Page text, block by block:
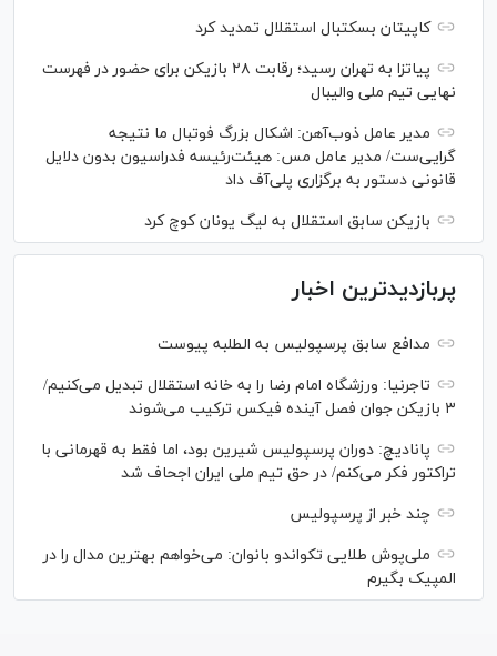
کاپیتان بسکتبال استقلال تمدید کرد
پیاتزا به تهران رسید؛ رقابت ۲۸ بازیکن برای حضور در فهرست
نهایی تیم ملی والیبال
مدیر عامل ذوب‌آهن: اشکال بزرگ فوتبال ما نتیجه
گرایی‌ست/ مدیر عامل مس: هیئت‌رئیسه فدراسیون بدون دلایل
قانونی دستور به برگزاری پلی‌آف داد
بازیکن سابق استقلال به لیگ یونان کوچ کرد
پربازدیدترین اخبار
مدافع سابق پرسپولیس به الطلبه پیوست
تاجرنیا: ورزشگاه امام رضا را به خانه استقلال تبدیل می‌کنیم/
۳ بازیکن جوان فصل آینده فیکس ترکیب می‌شوند
پانادیچ: دوران پرسپولیس شیرین بود، اما فقط به قهرمانی با
تراکتور فکر می‌کنم/ در حق تیم ملی ایران اجحاف شد
چند خبر از پرسپولیس
ملی‌پوش‌ طلایی تکواندو بانوان: می‌خواهم بهترین مدال را در
المپیک بگیرم